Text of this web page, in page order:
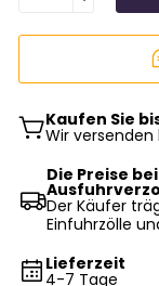
Kaufen Sie
Wir
Die Preise
Der Käufer
Einfuhrzölle
Lieferzeit
4-7 Tage